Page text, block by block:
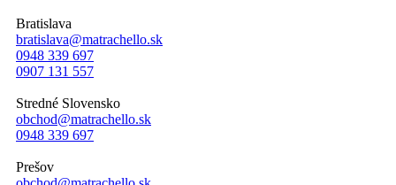
Bratislava
bratislava@matrachello.sk
0948 339 697
0907 131 557
Stredné Slovensko
obchod@matrachello.sk
0948 339 697
Prešov